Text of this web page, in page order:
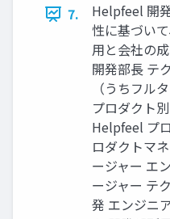
7.
Helpfeel 開
性に基づい
⽤と会社の
開発部⻑ テ
（うちフル
プロダクト
Helpfeel プ
ロダクトマ
ージャー エ
ージャー テ
発 エンジニ